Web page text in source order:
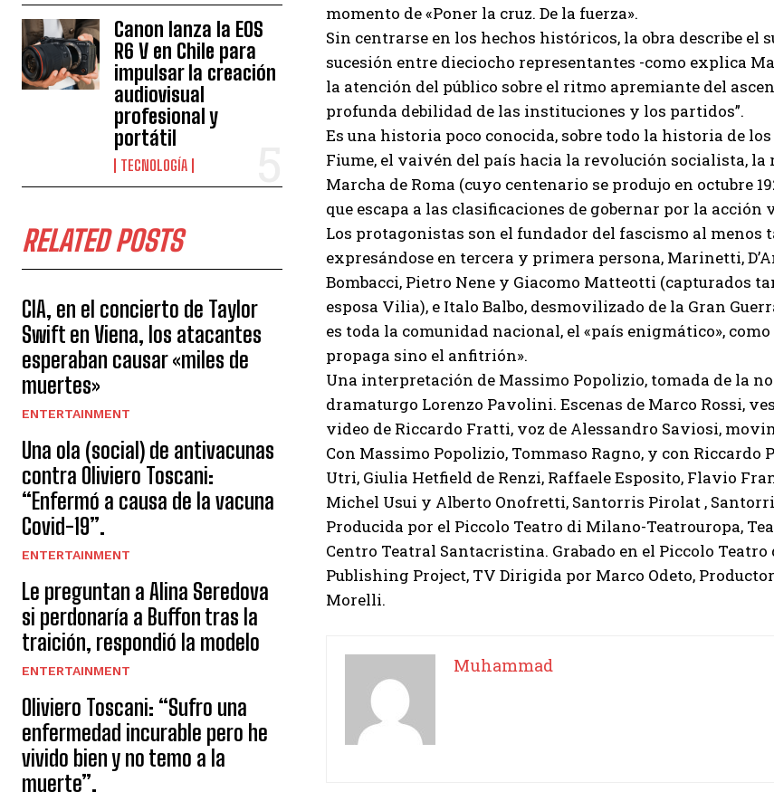
I WANT IN
I've read and accept thePrivacy Policy.
Muhammad
Canon lanza la EOS
R6 V en Chile para
impulsar la creación
audiovisual
profesional y
portátil
TECNOLOGÍA
RELATED POSTS
CIA, en el concierto de Taylor
Swift en Viena, los atacantes
esperaban causar «miles de
muertes»
ENTERTAINMENT
Una ola (social) de antivacunas
contra Oliviero Toscani:
“Enfermó a causa de la vacuna
Covid-19”.
ENTERTAINMENT
Le preguntan a Alina Seredova
si perdonaría a Buffon tras la
traición, respondió la modelo
ENTERTAINMENT
Oliviero Toscani: “Sufro una
enfermedad incurable pero he
vivido bien y no temo a la
muerte”.
momento de «Poner la cruz. De la fuerza».
Sin centrarse en los hechos históricos, la obra describe el
sucesión entre dieciocho representantes -como explica
la atención del público sobre el ritmo apremiante del
profunda debilidad de las instituciones y los partidos”.
Es una historia poco conocida, sobre todo la historia de
Fiume, el vaivén del país hacia la revolución socialista,
Marcha de Roma (cuyo centenario se produjo en octubre
que escapa a las clasificaciones de gobernar por la acción
Los protagonistas son el fundador del fascismo al menos
expresándose en tercera y primera persona, Marinetti,
Bombacci, Pietro Nene y Giacomo Matteotti (capturados
esposa Vilia), e Italo Balbo, desmovilizado de la Gran
es toda la comunidad nacional, el «país enigmático»,
propaga sino el anfitrión».
Una interpretación de Massimo Popolizio, tomada de la
dramaturgo Lorenzo Pavolini. Escenas de Marco Rossi,
video de Riccardo Fratti, voz de Alessandro Saviosi,
Con Massimo Popolizio, Tommaso Ragno, y con
Utri, Giulia Hetfield de Renzi, Raffaele Esposito, Flavio
Michel Usui y Alberto Onofretti, Santorris Pirolat ,
Producida por el Piccolo Teatro di Milano-Teatrouropa,
Centro Teatral Santacristina. Grabado en el Piccolo
Publishing Project, TV Dirigida por Marco Odeto,
Morelli.
Muhammad